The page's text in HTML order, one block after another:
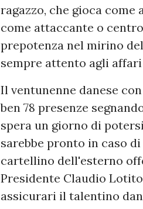
ragazzo, che gioca come
come attaccante o
prepotenza nel mirino
sempre attento agli
Il ventunenne danese
ben 78 presenze
spera un giorno di
sarebbe pronto in caso
cartellino dell'esterno
Presidente Claudio
assicurari il talentino